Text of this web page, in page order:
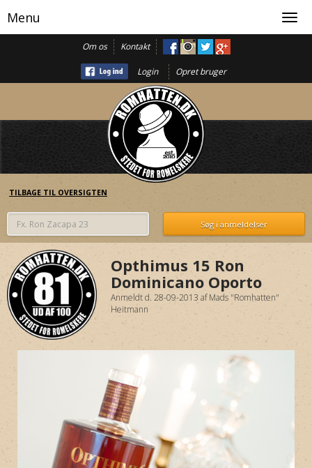
Om os Kontakt
Login Opret bruger
Menu
TILBAGE TIL OVERSIGTEN
Opthimus 15 Ron
Dominicano Oporto
Anmeldt d. 28-09-2013 afMads "Romhatten"
Heitmann